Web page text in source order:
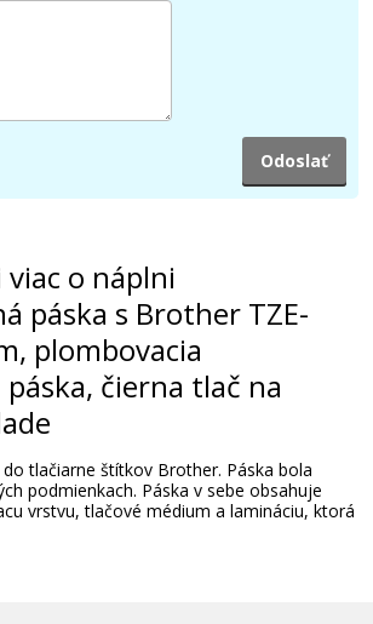
o náplni
páska s Brother TZE-
plombovacia
čierna tlač na
tlačiarne štítkov Brother. Páska bola
podmienkach. Páska v sebe obsahuje
vrstvu, tlačové médium a lamináciu, ktorá